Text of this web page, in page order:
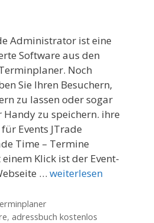
Administrator ist eine
Software aus den
Noch
Sie Ihren Besuchern,
zu lassen oder sogar
zu speichern. ihre
Events JTrade
Time – Termine
Klick ist der Event-
… weiterlesen
, adressbuch kostenlos